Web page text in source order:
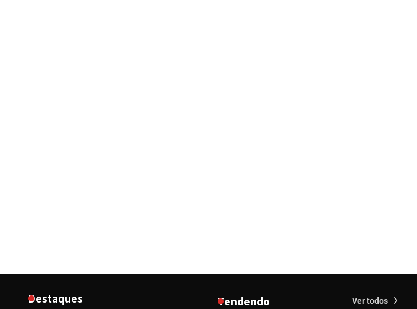
Destaques Tendendo Ver todos
turnê de 30 anos do Grupo